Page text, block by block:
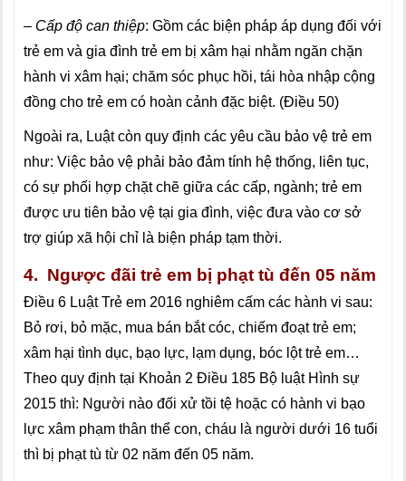
– Cấp độ can thiệp: Gồm các biện pháp áp dụng đối với
trẻ em và gia đình trẻ em bị xâm hại nhằm ngăn chặn
hành vi xâm hại; chăm sóc phục hồi, tái hòa nhập cộng
đồng cho trẻ em có hoàn cảnh đặc biệt. (Điều 50)
Ngoài ra, Luật còn quy định các yêu cầu bảo vệ trẻ em
như: Việc bảo vệ phải bảo đảm tính hệ thống, liên tục,
có sự phối hợp chặt chẽ giữa các cấp, ngành; trẻ em
được ưu tiên bảo vệ tại gia đình, việc đưa vào cơ sở
trợ giúp xã hội chỉ là biện pháp tạm thời.
4. Ngược đãi trẻ em bị phạt tù đến 05 năm
Điều 6 Luật Trẻ em 2016 nghiêm cấm các hành vi sau:
Bỏ rơi, bỏ mặc, mua bán bắt cóc, chiếm đoạt trẻ em;
xâm hại tình dục, bạo lực, lạm dụng, bóc lột trẻ em…
Theo quy định tại Khoản 2 Điều 185 Bộ luật Hình sự
2015 thì: Người nào đối xử tồi tệ hoặc có hành vi bạo
lực xâm phạm thân thể con, cháu là người dưới 16 tuổi
thì bị phạt tù từ 02 năm đến 05 năm.